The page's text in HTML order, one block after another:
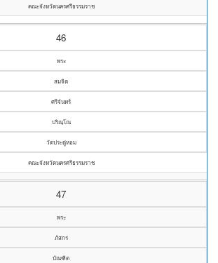
คณะจังหวัดนครศรีธรรมราช
46
พระ
สมจิต
ศรีจันทร์
ปริณฺโณ
วัดประดู่หอม
คณะจังหวัดนครศรีธรรมราช
47
พระ
ภัสกร
บัณฑิต